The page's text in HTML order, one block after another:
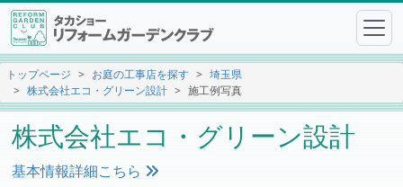
トップページ お庭の工事店を探す
埼玉県
株式会社エコ・グリーン設計
施工例写真
株式会社エコ・グリーン設計
基本情報詳細こちら